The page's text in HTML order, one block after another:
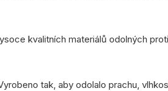
kvalitních materiálů odolných
tak, aby odolalo prachu,